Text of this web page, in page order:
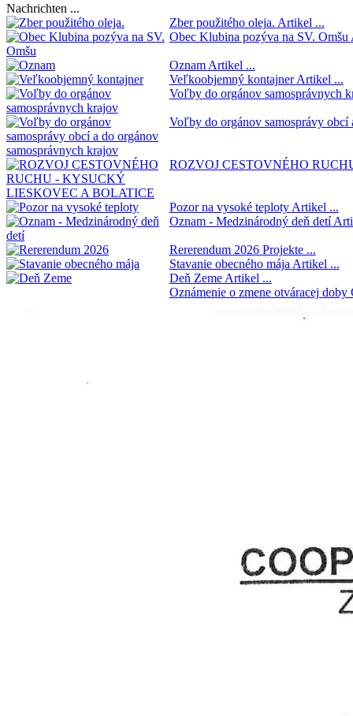
Nachrichten ...
Zber použitého oleja. Artikel ...
Obec Klubina pozýva na SV. Omšu
Oznam Artikel ...
Veľkoobjemný kontajnerArtikel ...
Voľby do orgánov samosprávnych
Voľby do orgánov samosprávy
ROZVOJ CESTOVNÉHO
Pozor na vysoké teploty Artikel ...
Oznam - Medzinárodný deň detí
Rererendum 2026 Projekte ...
Stavanie obecného mája Artikel ...
Deň Zeme Artikel ...
Oznámenie o zmene otváracej doby